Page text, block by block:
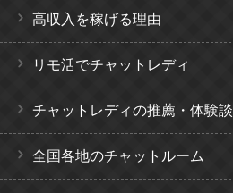
高収入を稼げる理由
リモ活でチャットレディ
チャットレディの推薦・体験談
全国各地のチャットルーム